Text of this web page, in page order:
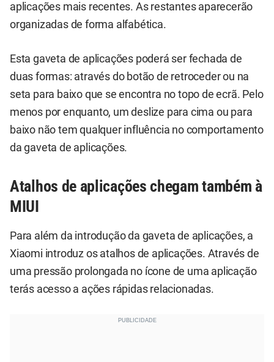
aplicações mais recentes. As restantes aparecerão
organizadas de forma alfabética.
Esta gaveta de aplicações poderá ser fechada de
duas formas: através do botão de retroceder ou na
seta para baixo que se encontra no topo de ecrã. Pelo
menos por enquanto, um deslize para cima ou para
baixo não tem qualquer influência no comportamento
da gaveta de aplicações.
Atalhos de aplicações chegam também à
MIUI
Para além da introdução da gaveta de aplicações, a
Xiaomi introduz os atalhos de aplicações. Através de
uma pressão prolongada no ícone de uma aplicação
terás acesso a ações rápidas relacionadas.